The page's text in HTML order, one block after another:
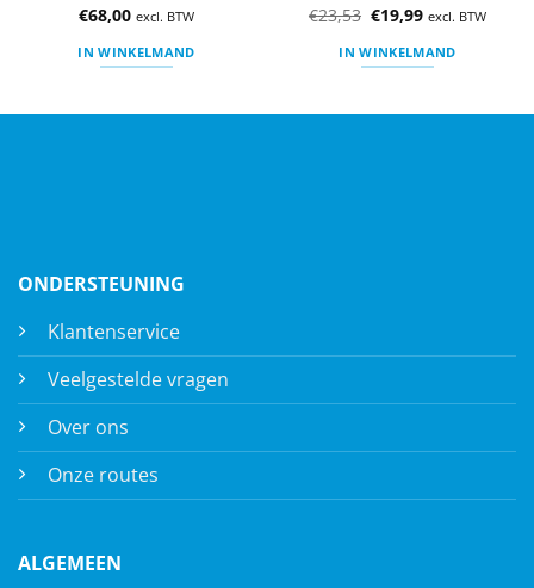
€68,00 excl. BTW
IN WINKELMAND
€23,53 €19,99 excl. BTW
IN WINKELMAND
ONDERSTEUNING
Klantenservice
Veelgestelde vragen
Over ons
Onze routes
ALGEMEEN